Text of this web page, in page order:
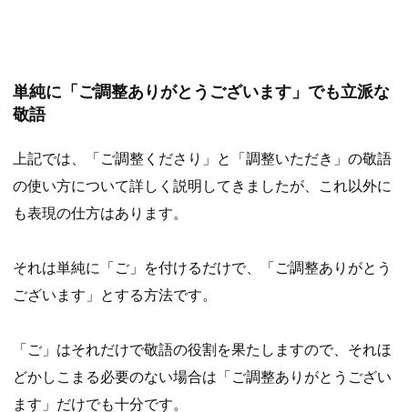
単純に「ご調整ありがとうございます」でも立派な
敬語
上記では、「ご調整くださり」と「調整いただき」の敬語
の使い方について詳しく説明してきましたが、これ以外に
も表現の仕方はあります。
それは単純に「ご」を付けるだけで、「ご調整ありがとう
ございます」とする方法です。
「ご」はそれだけで敬語の役割を果たしますので、それほ
どかしこまる必要のない場合は「ご調整ありがとうござい
ます」だけでも十分です。